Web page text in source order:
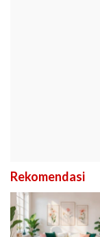
Rekomendasi